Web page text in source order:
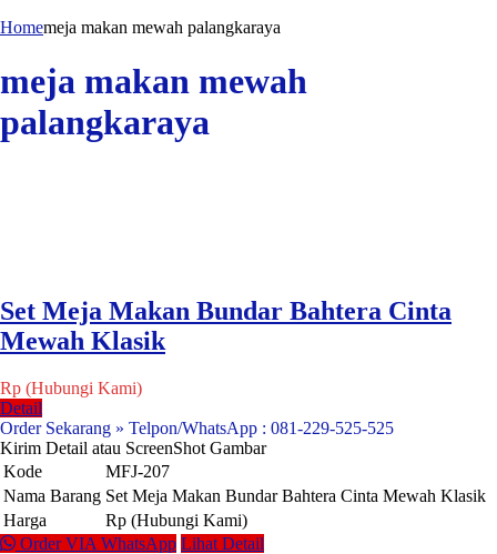
Homemeja makan mewah palangkaraya
meja makan mewah
palangkaraya
Set Meja Makan Bundar Bahtera Cinta
Mewah Klasik
Rp (Hubungi Kami)
Detail
Order Sekarang » Telpon/WhatsApp : 081-229-525-525
Kirim Detail atau ScreenShot Gambar
Kode
MFJ-207
Nama Barang Set Meja Makan Bundar Bahtera Cinta Mewah Klasik
Harga
Rp (Hubungi Kami)
Order VIA WhatsApp Lihat Detail